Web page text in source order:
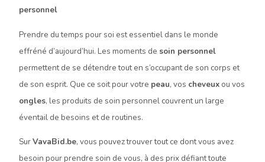
personnel
Prendre du temps pour soi est essentiel dans le monde
effréné d’aujourd’hui. Les moments de soin personnel
permettent de se détendre tout en s’occupant de son corps et
de son esprit. Que ce soit pour votre peau, vos cheveux ou vos
ongles, les produits de soin personnel couvrent un large
éventail de besoins et de routines.
SurVavaBid.be, vous pouvez trouver tout ce dont vous avez
besoin pour prendre soin de vous, à des prix défiant toute